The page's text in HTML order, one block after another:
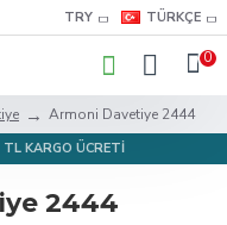
TRY TÜRKÇE
0
Armoni Davetiye 2444
KARGO ÜCRETİ
2444